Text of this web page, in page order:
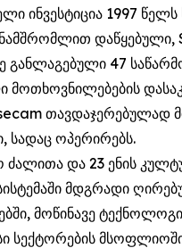
ინვესტიცია 1997
დაწყებული,
განლაგებული 47
მოთხოვნილებების
თავდაჯერებულად
სადაც ოპერირებს.
და 23 ენის
მდგრადი
მოწინავე
სექტორების